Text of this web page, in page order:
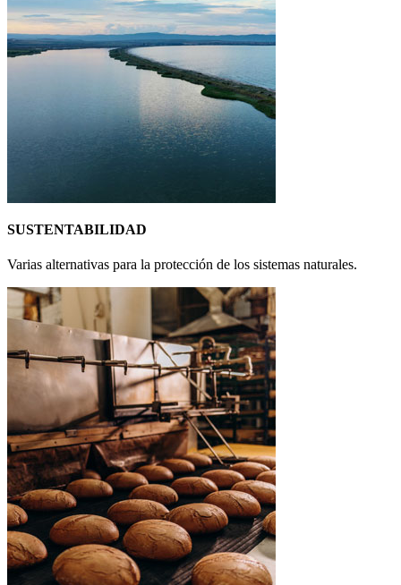
SUSTENTABILIDAD
Varias alternativas para la protección de los sistemas naturales.